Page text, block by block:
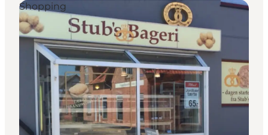
Oplevelser
Outdoor
Mad og drikke
Overnatning
Book lokale oplevelser
Shopping